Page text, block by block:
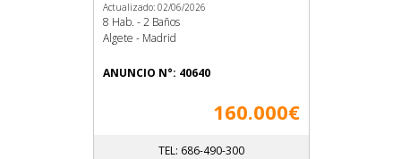
Actualizado: 02/06/2026
8 Hab. - 2 Baños
Algete - Madrid
ANUNCIO N°: 40640
160.000€
TEL: 686-490-300